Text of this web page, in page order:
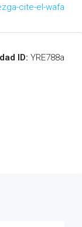
cite-el-wafa
ID: YRE788a